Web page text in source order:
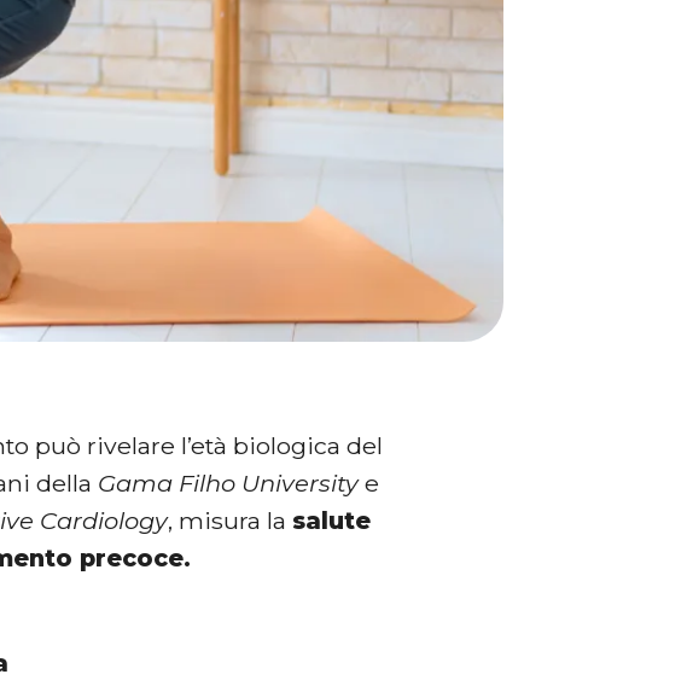
può rivelare l’età biologica del
della Gama Filho Universitye
Cardiology, misura la salute
precoce.